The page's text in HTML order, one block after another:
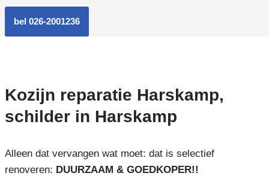
bel 026-2001236
Kozijn reparatie Harskamp,
schilder in Harskamp
Alleen dat vervangen wat moet: dat is selectief
renoveren: DUURZAAM & GOEDKOPER!!